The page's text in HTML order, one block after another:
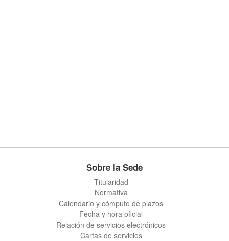
Sobre la Sede
Titularidad
Normativa
Calendario y cómputo de plazos
Fecha y hora oficial
Relación de servicios electrónicos
Cartas de servicios